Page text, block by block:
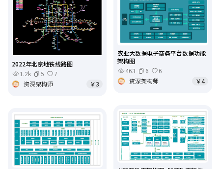
2022年北京地铁线路图
1.2k
5
7
资深架构师
￥3
农业大数据电子商务平台数据功能
架构图
463
6
6
资深架构师
￥4